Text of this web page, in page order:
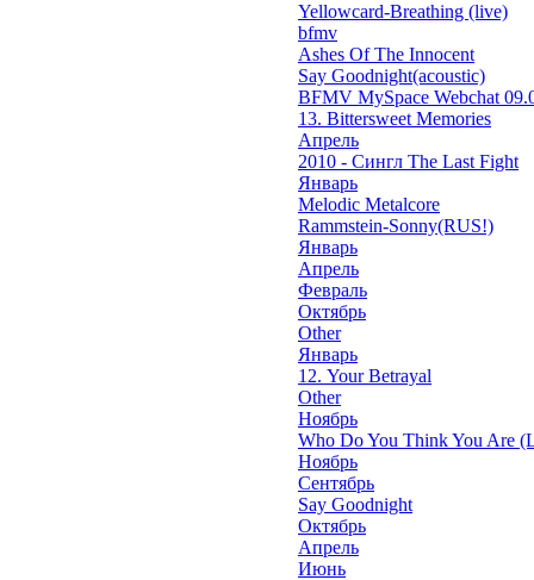
Yellowcard-Breathing (live)
bfmv
Ashes Of The Innocent
Say Goodnight(acoustic)
BFMV MySpace Webchat
13. Bittersweet Memories
Апрель
2010 - Сингл The Last Fight
Январь
Melodic Metalcore
Rammstein-Sonny(RUS!)
Январь
Апрель
Февраль
Октябрь
Other
Январь
12. Your Betrayal
Other
Ноябрь
Who Do You Think You Are
Ноябрь
Сентябрь
Say Goodnight
Октябрь
Апрель
Июнь